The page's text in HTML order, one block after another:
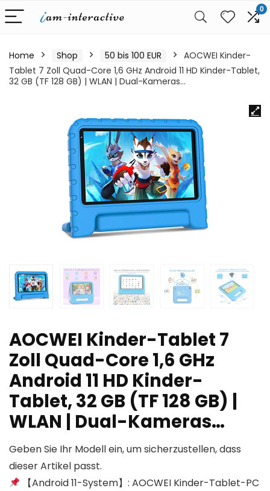
0
Home Shop 50 bis 100 EUR
AOCWEI Kinder-
Tablet 7 Zoll Quad-Core 1,6 GHz Android 11 HD Kinder-Tablet,
32 GB (TF 128 GB) | WLAN | Dual-Kameras…
AOCWEI Kinder-Tablet 7
Zoll Quad-Core 1,6 GHz
Android 11 HD Kinder-
Tablet, 32 GB (TF 128 GB) |
WLAN | Dual-Kameras…
Geben Sie Ihr Modell ein, um sicherzustellen, dass
dieser Artikel passt.
【Android 11-System】: AOCWEI Kinder-Tablet-PC